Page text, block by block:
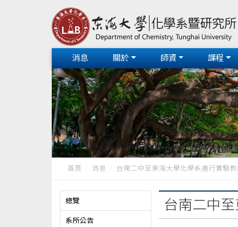
消息 關於 師資 課程
首頁 消息 台南二中至東海大學化學系進行實驗教
總覽
系所公告
台南二中